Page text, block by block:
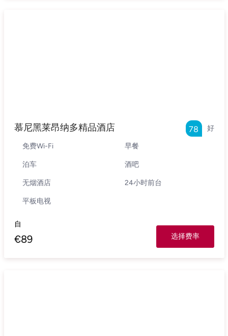
慕尼黑莱昂纳多精品酒店 好
78
免费Wi-Fi 早餐
泊车 酒吧
无烟酒店 24小时前台
平板电视
自
€89 选择费率